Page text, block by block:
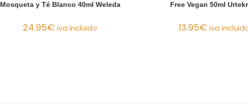
Mosqueta y Té Blanco 40ml Weleda
24.95€ iva incluido
Free Vegan 50ml
13.95€ iva